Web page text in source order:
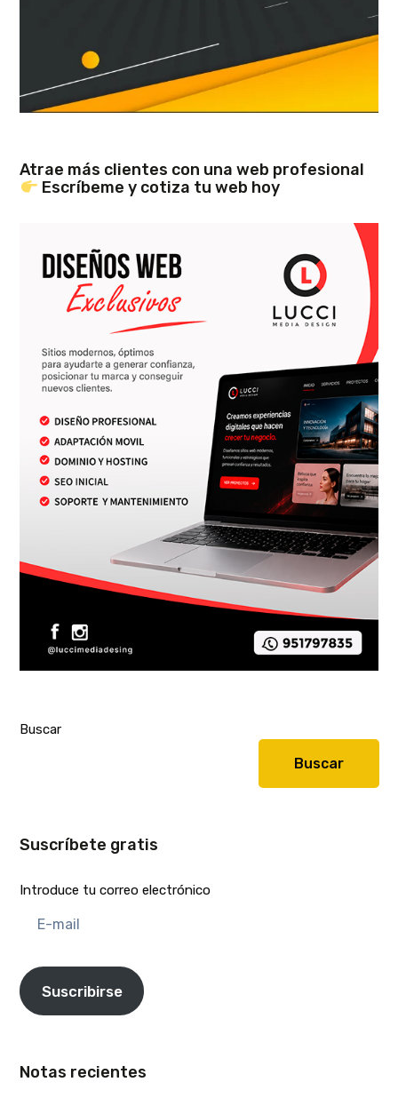
Atrae más clientes con una web profesional
Escríbeme y cotiza tu web hoy
Buscar
Buscar
Suscríbete gratis
Introduce tu correo electrónico
mail
Suscribirse
Notas recientes